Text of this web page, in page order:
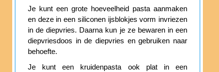
Je kunt een grote hoeveelheid pasta aanmaken
en deze in een siliconen ijsblokjes vorm invriezen
in de diepvries. Daarna kun je ze bewaren in een
diepvriesdoos in de diepvries en gebruiken naar
behoefte.
Je kunt een kruidenpasta ook plat in een